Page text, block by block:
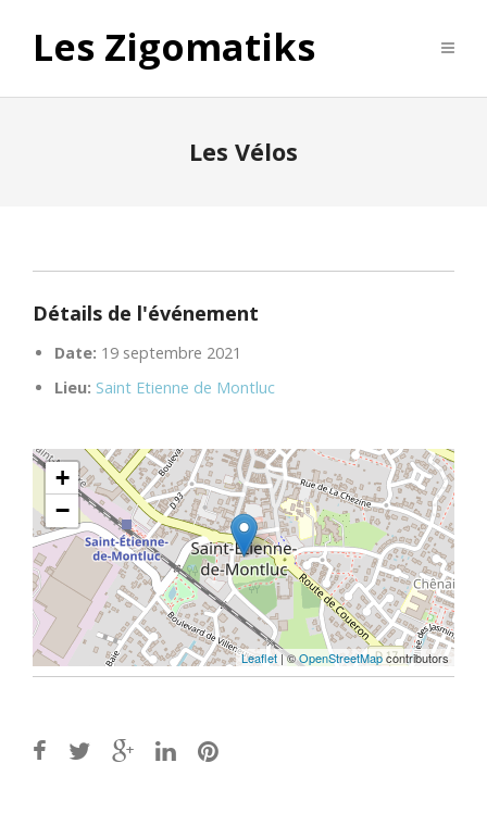
Les Zigomatiks
Les Vélos
Détails de l'événement
Date: 19 septembre 2021
Lieu: Saint Etienne de Montluc
+
−
Leaflet| ©OpenStreetMapcontributors